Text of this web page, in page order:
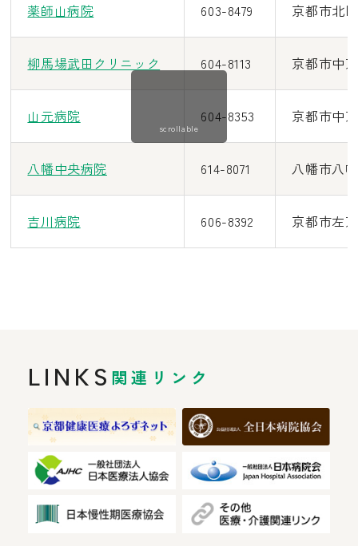
薬師山病院 603-8479 京都市北
柳馬場武田クリニック 604-8113 京都市中
山元病院 604-8353 京都市中
八幡中央病院 614-8071 八幡市八
吉川病院 606-8392 京都市左
scrollable
LINKS 関連リンク